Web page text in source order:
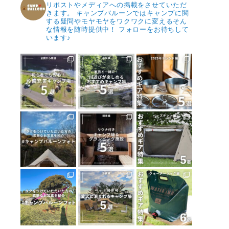
リポストやメディアへの掲載をさせていただ
きます。
キャンプバルーンではキャンプに関
する疑問やモヤモヤをワクワクに変えるそん
な情報を随時提供中！
フォローをお待ちして
います♪